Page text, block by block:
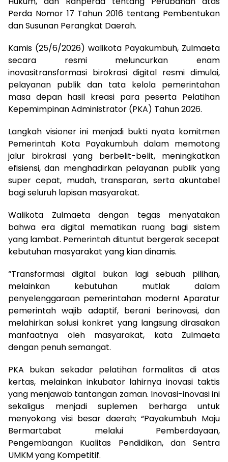
Perda Nomor 17 Tahun 2016 tentang Pembentukan
dan Susunan Perangkat Daerah.
Kamis (25/6/2026) walikota Payakumbuh, Zulmaeta
secara resmi meluncurkan enam
inovasitransformasi birokrasi digital resmi dimulai,
pelayanan publik dan tata kelola pemerintahan
masa depan hasil kreasi para peserta Pelatihan
Kepemimpinan Administrator (PKA) Tahun 2026.
Langkah visioner ini menjadi bukti nyata komitmen
Pemerintah Kota Payakumbuh dalam memotong
jalur birokrasi yang berbelit-belit, meningkatkan
efisiensi, dan menghadirkan pelayanan publik yang
super cepat, mudah, transparan, serta akuntabel
bagi seluruh lapisan masyarakat.
Walikota Zulmaeta dengan tegas menyatakan
bahwa era digital mematikan ruang bagi sistem
yang lambat. Pemerintah dituntut bergerak secepat
kebutuhan masyarakat yang kian dinamis.
“Transformasi digital bukan lagi sebuah pilihan,
melainkan kebutuhan mutlak dalam
penyelenggaraan pemerintahan modern! Aparatur
pemerintah wajib adaptif, berani berinovasi, dan
melahirkan solusi konkret yang langsung dirasakan
manfaatnya oleh masyarakat, kata Zulmaeta
dengan penuh semangat.
PKA bukan sekadar pelatihan formalitas di atas
kertas, melainkan inkubator lahirnya inovasi taktis
yang menjawab tantangan zaman. Inovasi-inovasi ini
sekaligus menjadi suplemen berharga untuk
menyokong visi besar daerah; “Payakumbuh Maju
Bermartabat melalui Pemberdayaan,
Pengembangan Kualitas Pendidikan, dan Sentra
UMKM yang Kompetitif.